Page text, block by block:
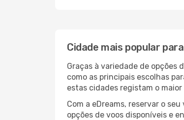
Cidade mais popular
Graças à variedade de opções
como as principais escolhas
estas cidades registam o
Com a eDreams, reservar o
opções de voos disponíveis e